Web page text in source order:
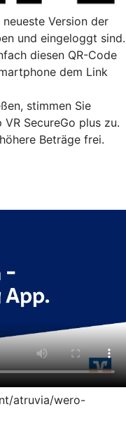
Version der
und eingeloggt sind.
diesen QR-Code
dem Link
stimmen Sie
SecureGo plus zu.
Beträge frei.
atruvia/wero-